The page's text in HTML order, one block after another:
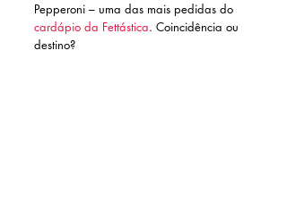
Pepperoni – uma das mais pedidas do
cardápio da Fettástica. Coincidência ou
destino?